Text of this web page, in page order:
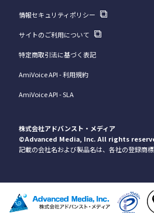
情報セキュリティポリシー
サイトのご利用について
特定商取引法に基づく表記
AmiVoice API - 利用規約
AmiVoice API - SLA
株式会社アドバンスト・メディア
©Advanced Media, Inc.All rights
記載の会社名および製品名は、各社の登録商標